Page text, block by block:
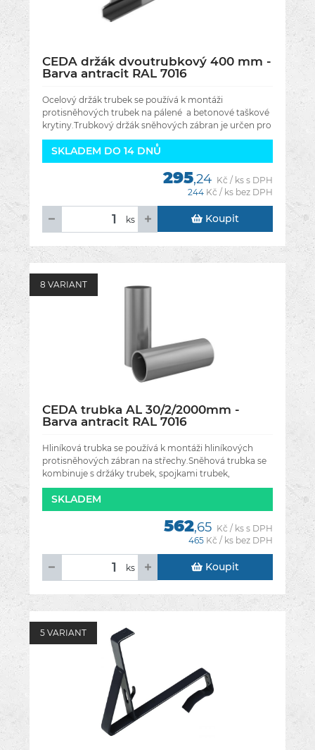
CEDA držák dvoutrubkový 400 mm -
Barva antracit RAL 7016
Ocelový držák trubek se používá k montáži
protisněhových trubek na pálené a betonové taškové
krytiny.Trubkový držák sněhových zábran je určen pro
snadnou a bezpečnou instalaci
SKLADEM DO 14 DNŮ
295,24 Kč / ks s DPH
244 Kč / ks bez DPH
ks Koupit
8 VARIANT
CEDA trubka AL 30/2/2000mm -
Barva antracit RAL 7016
Hliníková trubka se používá k montáži hliníkových
protisněhových zábran na střechy.Sněhová trubka se
kombinuje s držáky trubek, spojkami trubek,
koncovkami trubek a zarážkami a
SKLADEM
562,65 Kč / ks s DPH
465 Kč / ks bez DPH
ks Koupit
5 VARIANT